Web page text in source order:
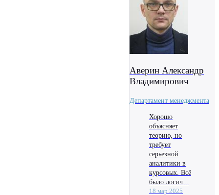
Аверин Александр
Владимирович
Департамент менеджмента
Хорошо
объясняет
теорию, но
требует
серьезной
аналитики в
курсовых. Всё
было логич...
18 мар 2025